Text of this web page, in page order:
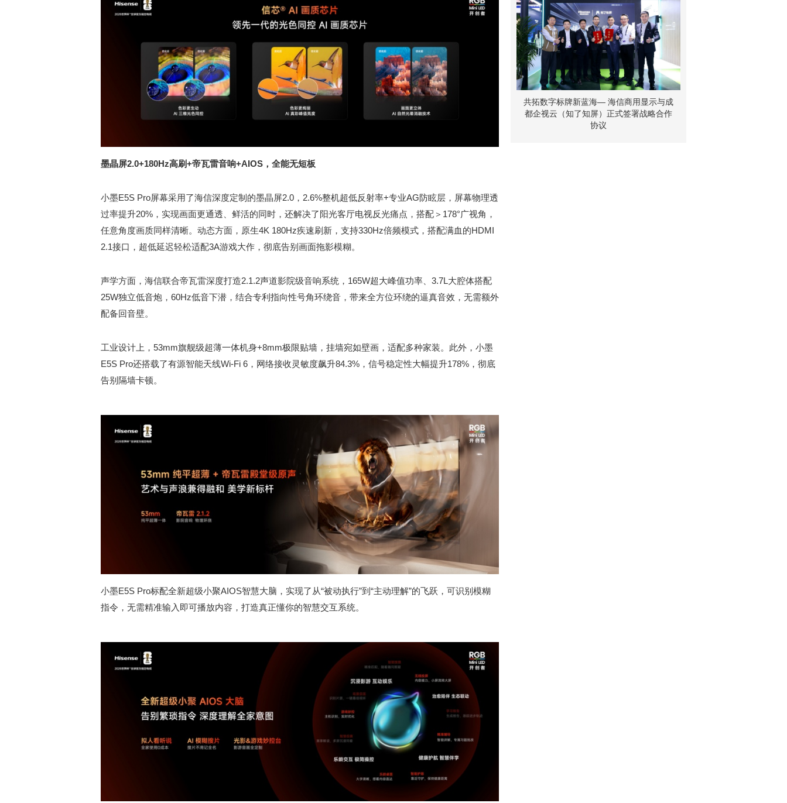
墨晶屏2.0+180Hz高刷+帝瓦雷音响+AIOS，全能无短板
小墨E5S Pro屏幕采用了海信深度定制的墨晶屏2.0，2.6%整机超低反射率+专业AG防眩层，屏幕物理透
过率提升20%，实现画面更通透、鲜活的同时，还解决了阳光客厅电视反光痛点，搭配＞178°广视角，
任意角度画质同样清晰。动态方面，原生4K 180Hz疾速刷新，支持330Hz倍频模式，搭配满血的HDMI
2.1接口，超低延迟轻松适配3A游戏大作，彻底告别画面拖影模糊。
声学方面，海信联合帝瓦雷深度打造2.1.2声道影院级音响系统，165W超大峰值功率、3.7L大腔体搭配
25W独立低音炮，60Hz低音下潜，结合专利指向性号角环绕音，带来全方位环绕的逼真音效，无需额外
配备回音壁。
工业设计上，53mm旗舰级超薄一体机身+8mm极限贴墙，挂墙宛如壁画，适配多种家装。此外，小墨
E5S Pro还搭载了有源智能天线Wi-Fi 6，网络接收灵敏度飙升84.3%，信号稳定性大幅提升178%，彻底
告别隔墙卡顿。
小墨E5S Pro标配全新超级小聚AIOS智慧大脑，实现了从“被动执行”到“主动理解”的飞跃，可识别模糊
指令，无需精准输入即可播放内容，打造真正懂你的智慧交互系统。
共拓数字标牌新蓝海— 海信商用显示与成
都企视云（知了知屏）正式签署战略合作
协议